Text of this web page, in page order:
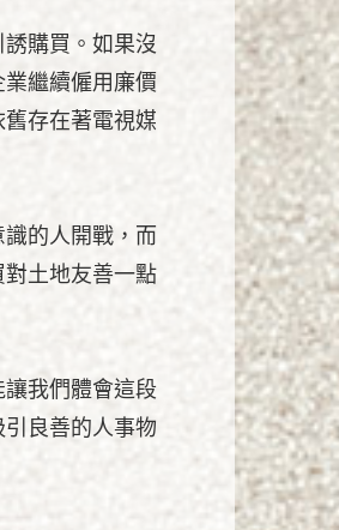
購買。如果沒
繼續僱用廉價
存在著電視媒
的人開戰，而
土地友善一點
我們體會這段
良善的人事物